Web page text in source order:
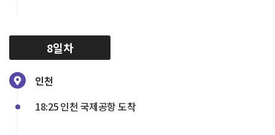
8일차
인천
18:25 인천 국제공항 도착